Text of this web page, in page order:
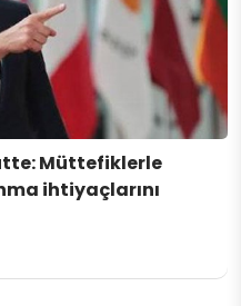
Müttefiklerle
ihtiyaçlarını